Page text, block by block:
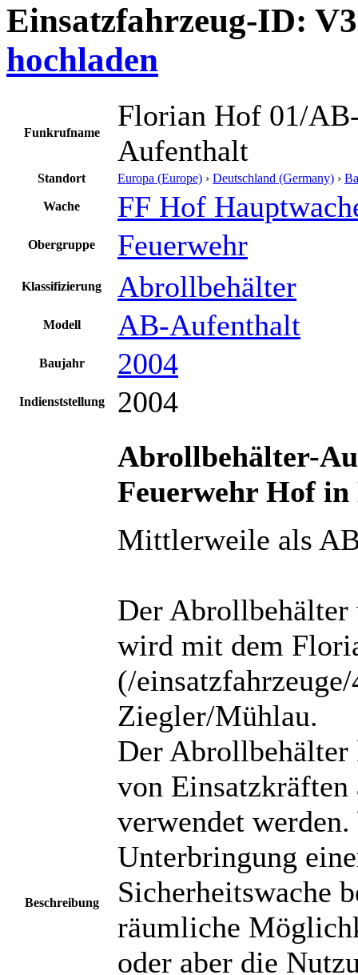
Einsatzfahrzeug-ID:
hochladen
Funkrufname
Florian Hof 01/
Aufenthalt
Standort Europa (Europe) › Deutschland (Germany) ›
Wache FF Hof
Obergruppe Feuerwehr
Klassifizierung Abrollbehälter
Modell AB-Aufenthalt
Baujahr 2004
Indienststellung 2004
Beschreibung
Abrollbehälter-
Feuerwehr Hof
Mittlerweile als
Der Abrollbehälter
wird mit dem
(/
Ziegler/Mühlau.
Der
von Einsatzkräften
verwendet
Unterbringung
Sicherheitswache
räumliche
oder aber die